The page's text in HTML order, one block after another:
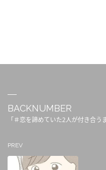
BACKNUMBER
「＃恋を諦めていた2人が付き合
PREV